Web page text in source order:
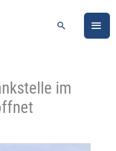
Suchen
im